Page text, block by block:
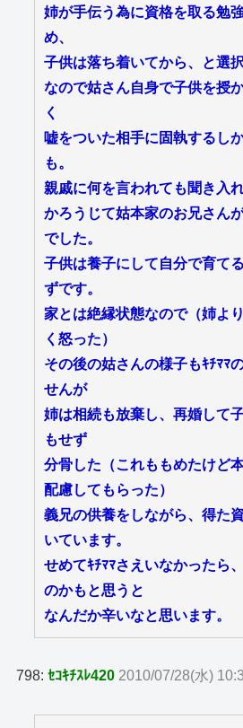
姉が手伝う為に資格を取る勉
め、
子供は落ち着いてから、と選
なので姑さん自身で子供を授
く
嘘をついた相手に固執するし
も。
親戚に何を言われても聞き入
かろうじて姑本家のお兄さん
でした。
子供は養子にして自分で育て
ずです。
家とは絶縁状態なので（姉よ
く怒った）
その後の姑さんの様子もｷﾁﾏﾏ
せんが
姉は相続も放棄し、再婚して
もせず
分骨した（これももめたけど
配慮してもらった）
義兄の供養をしながら、得た
いています。
せめてｷﾁﾏﾏさえいなかったら
のかもと思うと
なんだか辛いなと思います。
798:ｾｺｷﾁｽﾚ420 2010/07/28(水)